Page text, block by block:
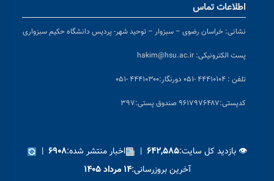
اطلاعات تماس
نشانی: خراسان رضوی – سبزوار – توحید شهر- پردیس دانشگاه حکیم سبزواری
پست الکترونیکی: hakim@hsu.ac.ir
تلفن : ۴۴۴۱۰۱۰۴ -۰۵۱ دورنگار:۴۴۴۱۰۳۰۰ -۰۵۱
کدپستی:۹۶۱۷۹۷۶۴۸۷ صندوق پستی:۳۹۷
👁 بازدید کل سایت:۶۴۲,۵۸۵ | اخبار منتشر شده:۶۹۰۸ |
آخرین بروزرسانی:۱۴ مرداد ۱۴۰۵